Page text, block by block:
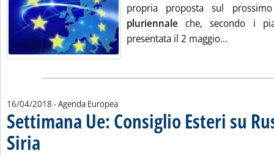
propria proposta sul
pluriennale che, secondo i
presentata il 2 maggio...
16/04/2018 - Agenda Europea
Settimana Ue: Consiglio Esteri su
Siria . Sottotitolo: Giovedì Consiglio Energia informale su Clean Package.
. Pubblicata lunedì 16 aprile 2018 alle 13.21.